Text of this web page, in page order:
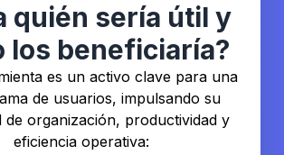
quién sería útil y
los beneficiaría?
es un activo clave para una
de usuarios, impulsando su
de organización, productividad y
eficiencia operativa: